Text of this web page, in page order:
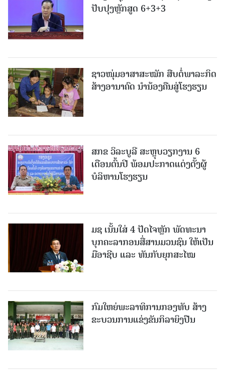
ປັບປຸງຫຼັກສູດ 6+3+3
ຊາວໜຸ່ມອາສາສະໝັກ ສືບຕໍ່ພາລະກິດ
ສ້າງອານາຄົດ ນໍານ້ອງຄືນສູ່ໂຮງຮຽນ
ສກຂ ວິລະບູລີ ສະຫຼຸບວຽກງານ 6
ເດືອນຕົ້ນປີ ພ້ອມປະກາດແຕ່ງຕັ້ງຜູ້
ບໍລິຫານໂຮງຮຽນ
ມຊ ເນັ້ນໃສ່ 4 ປັດໄຈຫຼັກ ພັດທະນາ
ບຸກຄະລາກອນສື່ສານມວນຊົນ ໃຫ້ເປັນ
ມືອາຊີບ ແລະ ທັນກັບຍຸກສະໄໝ
ກົມໃຫຍ່ພະລາທິການກອງທັບ ສ້າງ
ຂະບວນການແຂ່ງຂັນກິລາຍິງປືນ